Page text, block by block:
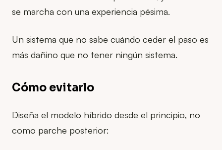
se marcha con una experiencia pésima.
Un sistema que no sabe cuándo ceder el paso es
más dañino que no tener ningún sistema.
Cómo evitarlo
Diseña el modelo híbrido desde el principio, no
como parche posterior: